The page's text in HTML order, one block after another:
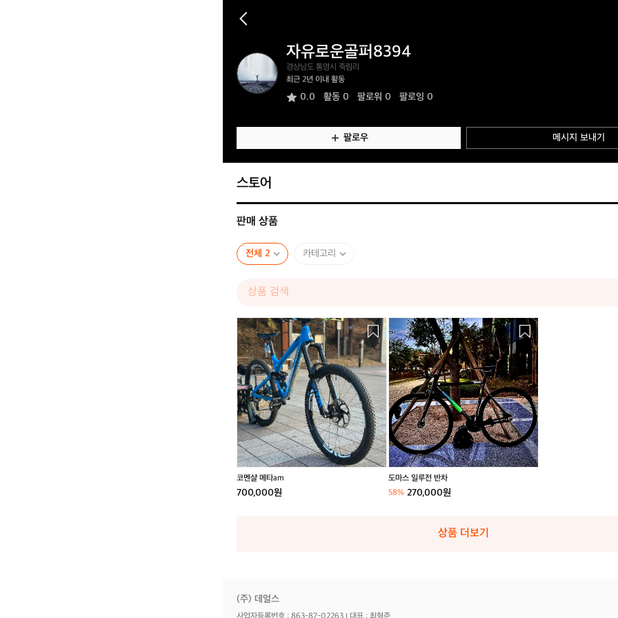
자
유
로
퍼
3
9
4
자유로운골퍼8394
경상남도 통영시 죽림리
최근 2년 이내 활동
0.0 활동 0 팔로워 0 팔로잉 0
팔로우 메시지 보내기
스토어
판매 상품
전체 2 카테고리
코
멘
샬
메
타
a
m
코멘샬 메타am
700,000원
도
마
스
일
루
전
반
차
도마스 일루전 반차
58% 270,000원
상품 더보기
(주) 데얼스